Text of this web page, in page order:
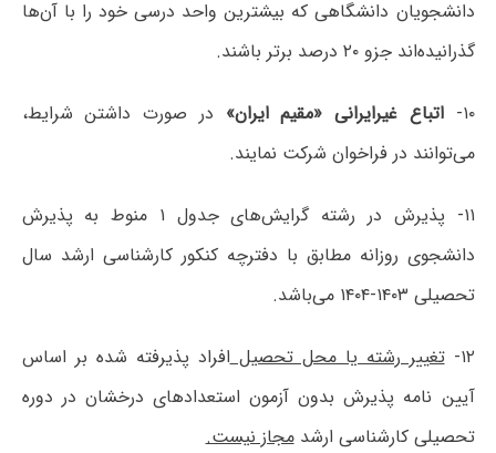
دانشجویان دانشگاهی که بیشترین واحد درسی خود را با آن‌ها
گذرانیده‌اند جزو ۲۰ درصد برتر باشند.
۱۰- اتباع غیرایرانی «مقیم ایران» در صورت داشتن شرایط،
می‌توانند در فراخوان شرکت نمایند.
۱۱- پذیرش در رشته گرایش‌های جدول ۱ منوط به پذیرش
دانشجوی روزانه مطابق با دفترچه کنکور کارشناسی ارشد سال
تحصیلی ۱۴۰۳-۱۴۰۴ می‌باشد.
۱۲- تغییر رشته یا محل تحصیلافراد پذیرفته شده بر اساس
آیین نامه پذیرش بدون آزمون استعدادهای درخشان در دوره
تحصیلی کارشناسی ارشدمجاز نیست.